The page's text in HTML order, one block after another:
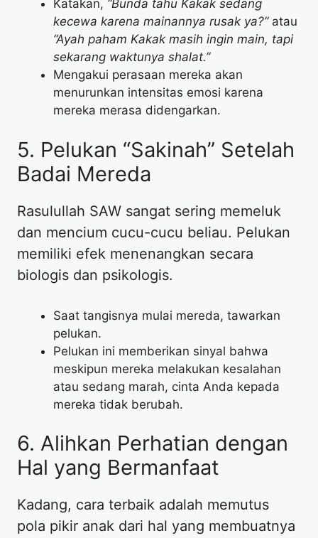
​Katakan, “Bunda tahu Kakak sedang
kecewa karena mainannya rusak ya?”atau
“Ayah paham Kakak masih ingin main, tapi
sekarang waktunya shalat.”
​Mengakui perasaan mereka akan
menurunkan intensitas emosi karena
mereka merasa didengarkan.
​5. Pelukan “Sakinah” Setelah
Badai Mereda
​Rasulullah SAW sangat sering memeluk
dan mencium cucu-cucu beliau. Pelukan
memiliki efek menenangkan secara
biologis dan psikologis.
​Saat tangisnya mulai mereda, tawarkan
pelukan.
​Pelukan ini memberikan sinyal bahwa
meskipun mereka melakukan kesalahan
atau sedang marah, cinta Anda kepada
mereka tidak berubah.
​6. Alihkan Perhatian dengan
Hal yang Bermanfaat
​Kadang, cara terbaik adalah memutus
pola pikir anak dari hal yang membuatnya